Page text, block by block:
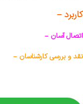
کاربرد –
اتصال آسان –
نقد و بررسی کارشناسان –